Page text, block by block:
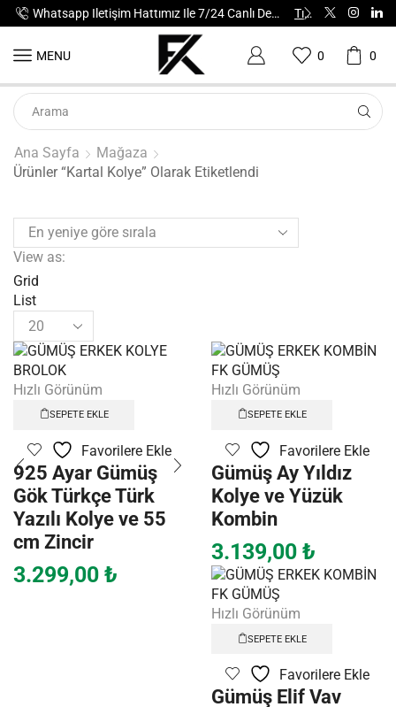
Whatsapp Iletişim Hattımız Ile 7/24 Canlı Destek Alabilirsiniz. Tıkla Tüm
MENU 0 0
Ana Sayfa
Mağaza
Ürünler “kartal Kolye” Olarak Etiketlendi
View as:
Grid
List
Hızlı Görünüm
SEPETE EKLE
Favorilere Ekle
925 Ayar Gümüş
Gök Türkçe Türk
Yazılı Kolye ve 55
cm Zincir
3.299,00 ₺
Hızlı Görünüm
SEPETE EKLE
Favorilere Ekle
Gümüş Ay Yıldız
Kolye ve Yüzük
Kombin
3.139,00 ₺
Hızlı Görünüm
SEPETE EKLE
Favorilere Ekle
Gümüş Elif Vav